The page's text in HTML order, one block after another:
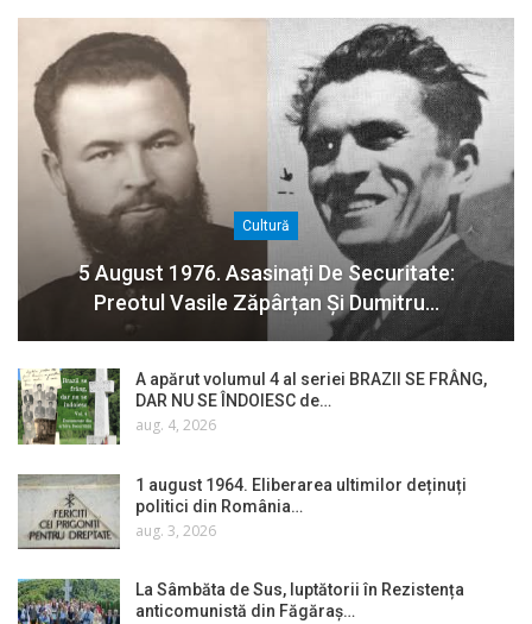
Cultură
5 August 1976. Asasinați De Securitate:
Preotul Vasile Zăpârțan Și Dumitru…
A apărut volumul 4 al seriei BRAZII SE FRÂNG,
DAR NU SE ÎNDOIESC de…
aug. 4, 2026
1 august 1964. Eliberarea ultimilor deținuți
politici din România…
aug. 3, 2026
La Sâmbăta de Sus, luptătorii în Rezistența
anticomunistă din Făgăraș…